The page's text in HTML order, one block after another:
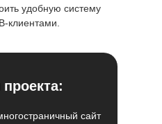
удобную систему
клиентами.
сайт